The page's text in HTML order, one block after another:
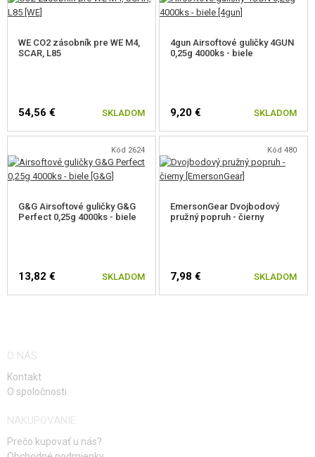
WE CO2 zásobník pre WE M4,
SCAR, L85
54,56 € SKLADOM
4gun Airsoftové guličky 4GUN
0,25g 4000ks - biele
9,20 € SKLADOM
Kód 2624
G&G Airsoftové guličky G&G
Perfect 0,25g 4000ks - biele
13,82 € SKLADOM
Kód 480
EmersonGear Dvojbodový
pružný popruh - čierny
7,98 € SKLADOM
O NÁS
Kontakt
O spoločnosti
NAKUPOVANIE
Prečo kupovať u nás?